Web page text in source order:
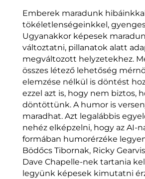
Emberek maradunk
tökéletlenségeinkkel,
Ugyanakkor képesek
változtatni, pillanatok alatt
megváltozott helyzetekhez.
összes létező lehetőség
elemzése nélkül is döntést
ezzel azt is, hogy nem biztos,
döntöttünk. A humor is
maradhat. Azt legalábbis
nehéz elképzelni, hogy az AI-
formában humorérzéke
Bödőcs Tibornak, Ricky
Dave Chapelle-nek tartania
legyünk képesek kimutatni